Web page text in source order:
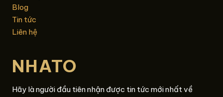
Blog
Tin tức
Liên hệ
NHATO
Hãy là người đầu tiên nhận được tin tức mới nhất về